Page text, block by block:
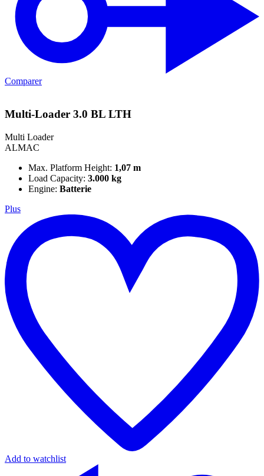
Comparer
Multi-Loader 3.0 BL LTH
Multi Loader
ALMAC
Max. Platform Height: 1,07 m
Load Capacity: 3.000 kg
Engine: Batterie
Plus
Add to watchlist